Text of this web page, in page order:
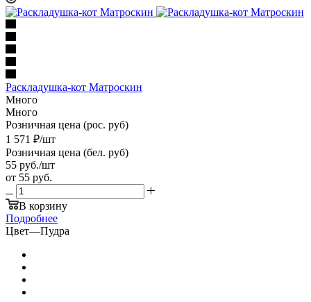
Раскладушка-кот Матроскин
Много
Много
Розничная цена (рос. руб)
1 571 ₽/шт
Розничная цена (бел. руб)
55 руб./шт
от 55 руб.
В корзину
Подробнее
Цвет—Пудра